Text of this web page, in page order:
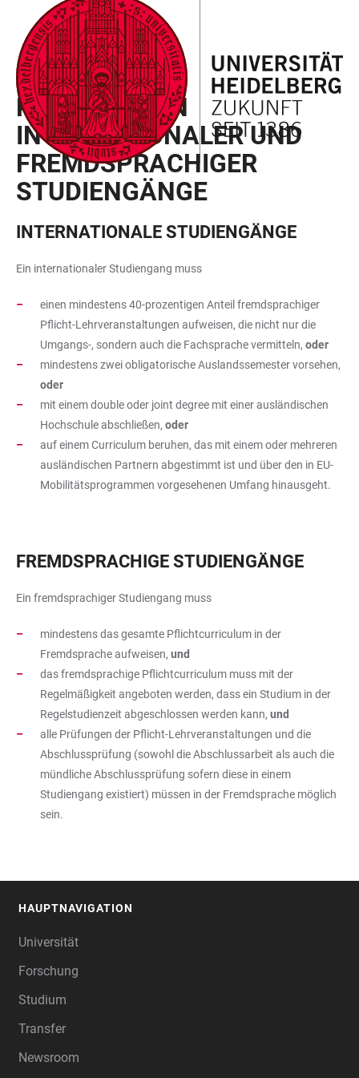
LINKS
ZUR
BARRIEREFREIHEIT
ZUM
HAUPTINHALT
HAUPTNAVIGATION
ÖFFNEN
WEBSEITENSUCHE
ÖFFNEN
DEFINITION
KENNZEICHEN
INTERNATIONALER UND
FREMDSPRACHIGER
STUDIENGÄNGE
INTERNATIONALE STUDIENGÄNGE
Ein internationaler Studiengang muss
einen mindestens 40-prozentigen Anteil fremdsprachiger
Pflicht-Lehrveranstaltungen aufweisen, die nicht nur die
Umgangs-, sondern auch die Fachsprache vermitteln, oder
mindestens zwei obligatorische Auslandssemester vorsehen,
oder
mit einem double oder joint degree mit einer ausländischen
Hochschule abschließen, oder
auf einem Curriculum beruhen, das mit einem oder mehreren
ausländischen Partnern abgestimmt ist und über den in EU-
Mobilitätsprogrammen vorgesehenen Umfang hinausgeht.
FREMDSPRACHIGE STUDIENGÄNGE
Ein fremdsprachiger Studiengang muss
mindestens das gesamte Pflichtcurriculum in der
Fremdsprache aufweisen, und
das fremdsprachige Pflichtcurriculum muss mit der
Regelmäßigkeit angeboten werden, dass ein Studium in der
Regelstudienzeit abgeschlossen werden kann, und
alle Prüfungen der Pflicht-Lehrveranstaltungen und die
Abschlussprüfung (sowohl die Abschlussarbeit als auch die
mündliche Abschlussprüfung sofern diese in einem
Studiengang existiert) müssen in der Fremdsprache möglich
sein.
HAUPTNAVIGATION
Universität
Forschung
Studium
Transfer
Newsroom